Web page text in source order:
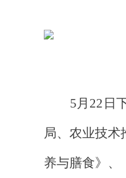
5月22 日
局、农业技术
养与膳食》、